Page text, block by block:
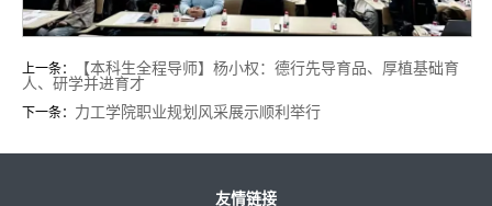
上一条：
【本科生全程导师】杨小权：德行先导育品、厚植基础育
人、研学并进育才
下一条： 力工学院职业规划风采展示顺利举行
友情链接